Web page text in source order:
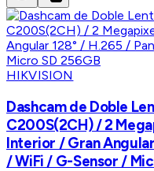
HIKVISION
Dashcam de Doble
C200S(2CH) / 2
Interior / Gran
/ WiFi / G-Sensor /